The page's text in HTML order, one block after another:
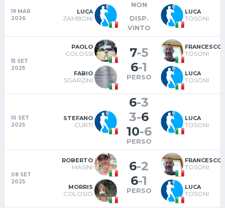
19 MAR
2026
LUCA
ZAMBONI
NON
DISP.
VINTO
LUCA
TOSONI
15 SET
2025
PAOLO
COLOSSI
FABIO
SGARZINI
7-5
6-1
PERSO
FRANCESCO
TOSONI
LUCA
TOSONI
10 SET
2025
STEFANO
CURTI
6-3
3-6
10-6
PERSO
LUCA
TOSONI
08 SET
2025
ROBERTO
MASINI
MORRIS
COLOSIO
6-2
6-1
PERSO
FRANCESCO
TOSONI
LUCA
TOSONI